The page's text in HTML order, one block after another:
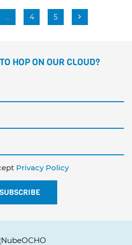
… 4 5
HOP ON OUR CLOUD?
Privacy Policy